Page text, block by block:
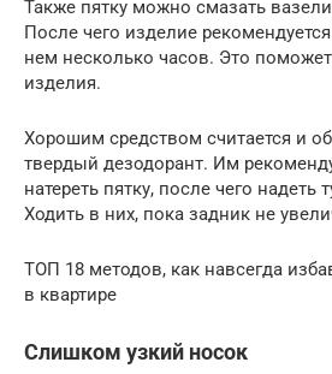
Также пятку можно смазать
После чего изделие
нем несколько часов. Это
изделия.
Хорошим средством считается и
твердый дезодорант. Им
натереть пятку, после чего надеть
Ходить в них, пока задник не
ТОП 18 методов, как навсегда
в квартире
Слишком узкий носок